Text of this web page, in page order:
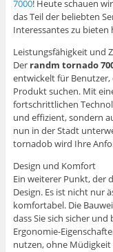
7000! Heute schauen
das Teil der beliebten
Interessantes zu bieten
Leistungsfähigkeit und
Der randm tornado
entwickelt für
Produkt suchen. Mit
fortschrittlichen
und effizient, sondern
nun in der Stadt
tornadob wird Ihre
Design und Komfort
Ein weiterer Punkt, der
Design. Es ist nicht nur
komfortabel. Die
dass Sie sich sicher
Ergonomie-
nutzen, ohne